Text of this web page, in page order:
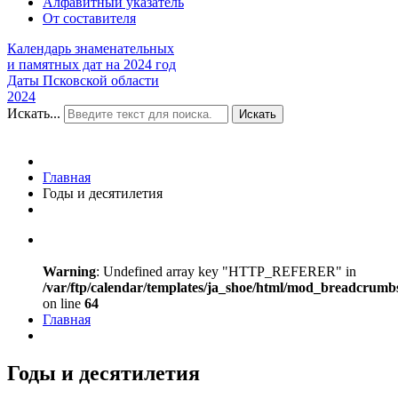
От составителя
Календарь знаменательных
и памятных дат на 2024 год
Даты Псковской области
2024
Искать...
Искать
Главная
Годы и десятилетия
Warning: Undefined array key "HTTP_REFERER" in
/var/ftp/calendar/templates/ja_shoe/html/
on line 64
Главная
Годы и десятилетия